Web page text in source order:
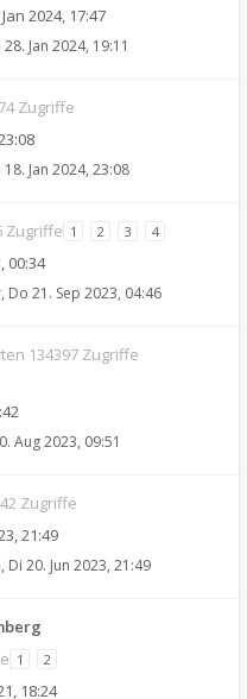
2024, 17:47
28. Jan 2024, 19:11
Zugriffe
18. Jan 2024, 23:08
Zugriffe 1 2 3 4
00:34
, Do 21. Sep 2023, 04:46
134397 Zugriffe
Aug 2023, 09:51
Zugriffe
21:49
, Di 20. Jun 2023, 21:49
1 2
18:24